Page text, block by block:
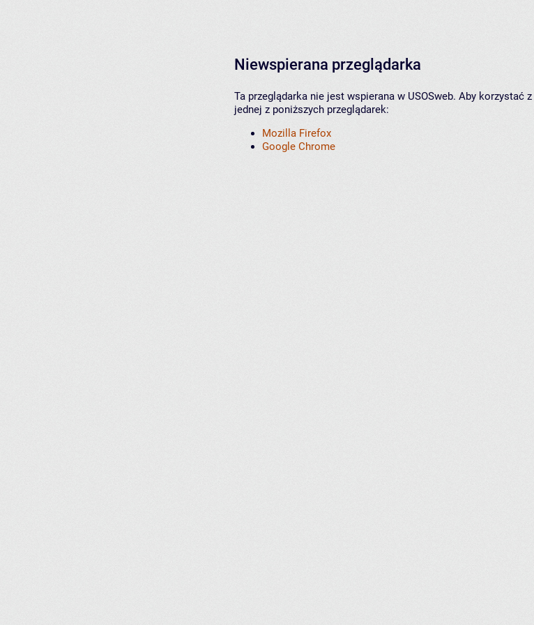
Niewspierana przeglądarka
Ta przeglądarka nie jest wspierana w USOSweb. Aby korzystać
jednej z poniższych przeglądarek:
Mozilla Firefox
Google Chrome